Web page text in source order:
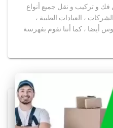
و تركيب و نقل جميع أنواع
، العيادات الطبية ،
أيضا ، كما أننا نقوم بفهرسة